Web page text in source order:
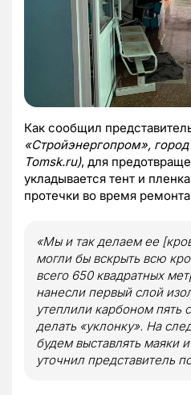
Как сообщил
«Стройэнергопром»,
Tomsk.ru), для
укладывается тент и
протечки во время
«Мы и так делаем ее
могли бы вскрыть всю
всего 650 квадратных
нанесли первый слой
утеплили карбоном пять
делать «уклонку». На
будем выставлять маяки
уточнил представитель